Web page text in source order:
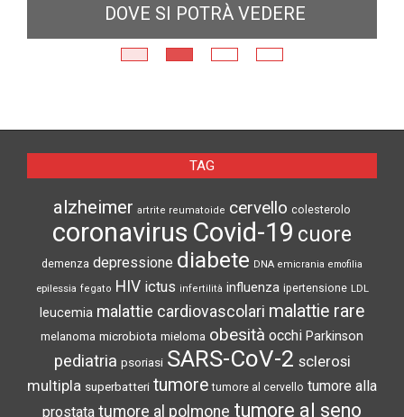
DOVE SI POTRÀ VEDERE
TAG
alzheimer artrite reumatoide cervello colesterolo
coronavirus Covid-19 cuore
demenza depressione diabete DNA emicrania emofilia
epilessia fegato HIV ictus infertilità influenza ipertensione LDL
leucemia malattie cardiovascolari malattie rare
melanoma microbiota mieloma obesità occhi Parkinson
pediatria psoriasi SARS-CoV-2 sclerosi
multipla superbatteri tumore tumore al cervello tumore alla
prostata tumore al polmone tumore al seno